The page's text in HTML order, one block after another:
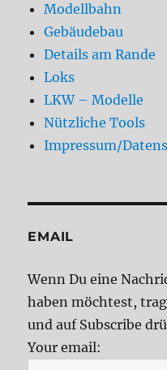
Modellbahn
Gebäudebau
Details am Rande
Loks
LKW – Modelle
Nützliche Tools
Impressum/
EMAIL
Wenn Du eine
haben möchtest,
und auf Subscribe
Your email: